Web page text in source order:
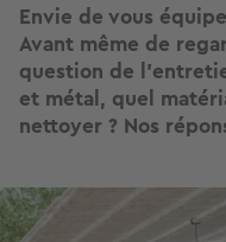
Envie de vous
Avant même de
question de
et métal, quel
nettoyer ? Nos
Image